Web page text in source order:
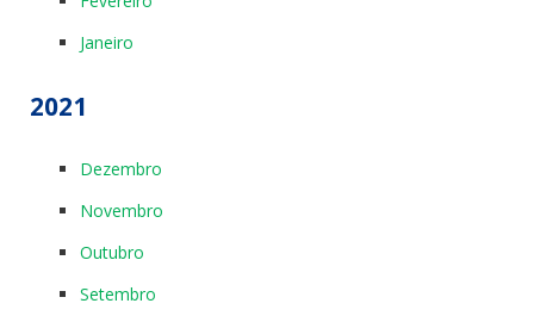
Janeiro
2021
Dezembro
Novembro
Outubro
Setembro